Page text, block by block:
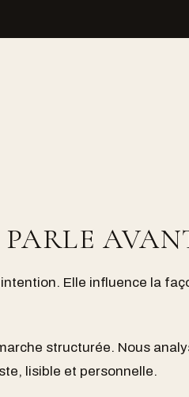
Elle influence la
structurée. Nous
lisible et personnelle.